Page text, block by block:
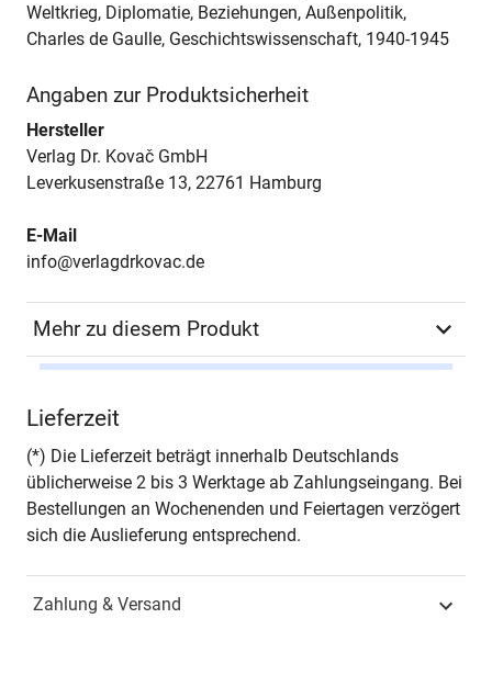
Weltkrieg, Diplomatie, Beziehungen, Außenpolitik,
Charles de Gaulle, Geschichtswissenschaft, 1940-1945
Angaben zur Produktsicherheit
Hersteller
Verlag Dr. Kovač GmbH
Leverkusenstraße 13, 22761 Hamburg
E-Mail
info@verlagdrkovac.de
Mehr zu diesem Produkt
Seiten 464
Jahr Hamburg 1997
Schriftenreihe
Lieferzeit
(*) Die Lieferzeit beträgt innerhalb Deutschlands
üblicherweise 2 bis 3 Werktage ab Zahlungseingang. Bei
Bestellungen an Wochenenden und Feiertagen verzögert
sich die Auslieferung entsprechend.
Zahlung & Versand